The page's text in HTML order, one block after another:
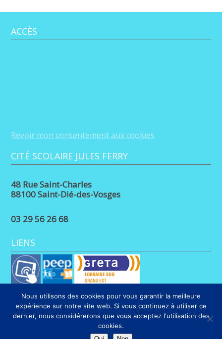
ACCÈS
Revoir mon consentement aux cookies
CITÉ SCOLAIRE JULES FERRY
48 Rue Saint-Charles
88100 Saint-Dié-des-Vosges
03 29 56 26 68
LIENS
Nous utilisons des cookies pour vous garantir la meilleure
expérience sur notre site web. Si vous continuez à utiliser ce
dernier, nous considérerons que vous acceptez l'utilisation des
cookies.